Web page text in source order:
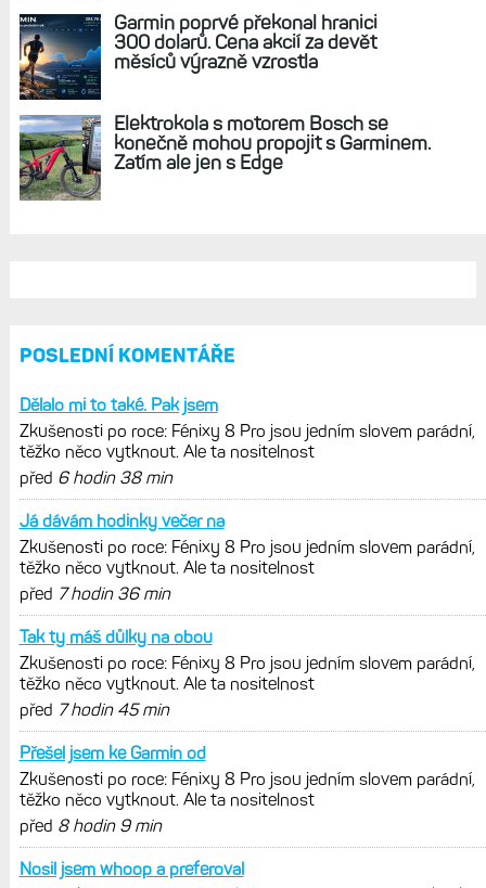
cyklistiky, běhu i chůze
Zkušenosti po roce: Fénixy 8 Pro jsou
jedním slovem parádní, těžko něco
vytknout. Ale ta nositelnost
Zaměření zátěže: Hodnotí, zda je váš
trénink produktivní a jestli se nachází
v optimálních oblastech
Garmin poprvé překonal hranici
300 dolarů. Cena akcií za devět
měsíců výrazně vzrostla
Elektrokola s motorem Bosch se
konečně mohou propojit s Garminem.
Zatím ale jen s Edge